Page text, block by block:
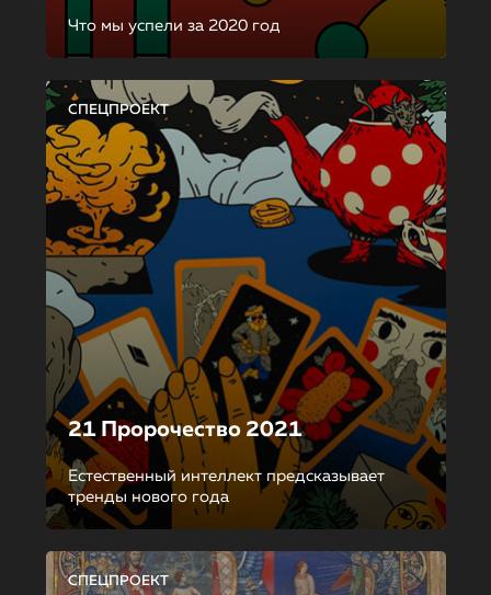
Что мы успели за 2020 год
СПЕЦПРОЕКТ
21 Пророчество 2021
Естественный интеллект предсказывает
тренды нового года
СПЕЦПРОЕКТ